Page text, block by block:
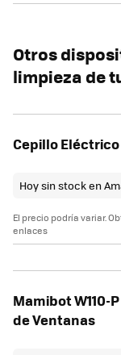
Otros
limpieza de
Cepillo
Hoy sin stock en
El precio podría variar.
enlaces
Mamibot W110-
de Ventanas